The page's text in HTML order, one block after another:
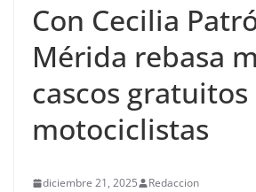
Con Cecilia
Mérida rebasa
cascos gratuitos
motociclistas
diciembre 21, 2025 Redaccion